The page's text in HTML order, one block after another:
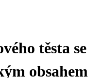
těsta se
obsahem